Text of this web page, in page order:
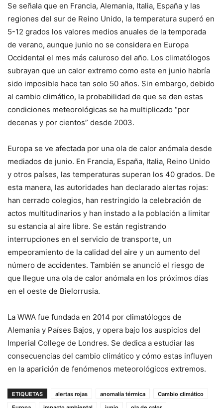
Se señala que en Francia, Alemania, Italia, España y las
regiones del sur de Reino Unido, la temperatura superó en
5-12 grados los valores medios anuales de la temporada
de verano, aunque junio no se considera en Europa
Occidental el mes más caluroso del año. Los climatólogos
subrayan que un calor extremo como este en junio habría
sido imposible hace tan solo 50 años. Sin embargo, debido
al cambio climático, la probabilidad de que se den estas
condiciones meteorológicas se ha multiplicado “por
decenas y por cientos” desde 2003.
Europa se ve afectada por una ola de calor anómala desde
mediados de junio. En Francia, España, Italia, Reino Unido
y otros países, las temperaturas superan los 40 grados. De
esta manera, las autoridades han declarado alertas rojas:
han cerrado colegios, han restringido la celebración de
actos multitudinarios y han instado a la población a limitar
su estancia al aire libre. Se están registrando
interrupciones en el servicio de transporte, un
empeoramiento de la calidad del aire y un aumento del
número de accidentes. También se anunció el riesgo de
que llegue una ola de calor anómala en los próximos días
en el oeste de Bielorrusia.
La WWA fue fundada en 2014 por climatólogos de
Alemania y Países Bajos, y opera bajo los auspicios del
Imperial College de Londres. Se dedica a estudiar las
consecuencias del cambio climático y cómo estas influyen
en la aparición de fenómenos meteorológicos extremos.
ETIQUETAS alertas rojas anomalía térmica
Cambio climático